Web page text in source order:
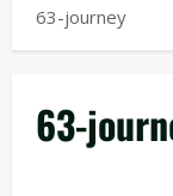
63-journey
63-